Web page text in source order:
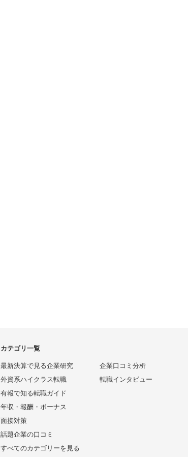
カテゴリ一覧
最新決算で見る企業研究
外資系ハイクラス転職
有報で知る転職ガイド
年収・報酬・ボーナス
面接対策
話題企業の口コミ
企業口コミ分析
転職インタビュー
すべてのカテゴリーを見る